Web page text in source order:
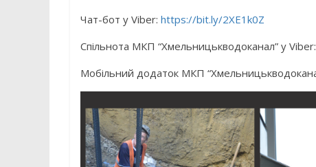
Чат-бот у Viber: https://bit.ly/2XE1k0Z
Спільнота МКП “Хмельницькводоканал” у Viber:
Мобільний додаток МКП